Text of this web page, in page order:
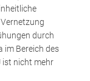
durch
im Bereich des
ist nicht mehr